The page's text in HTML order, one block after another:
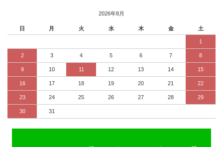
2026年8月
日 月 火 水 木 金 土
1
2 3 4 5 6 7 8
9 10 11 12 13 14 15
16 17 18 19 20 21 22
23 24 25 26 27 28 29
30 31